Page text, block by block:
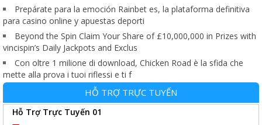
Prepárate para la emoción Rainbet es, la plataforma definitiva
para casino online y apuestas deporti
Beyond the Spin Claim Your Share of £10,000,000 in Prizes with
vincispin’s Daily Jackpots and Exclus
Con oltre 1 milione di download, Chicken Road è la sfida che
mette alla prova i tuoi riflessi e ti f
HỖ TRỢ TRỰC TUYẾN
Hỗ Trợ Trực Tuyến 01